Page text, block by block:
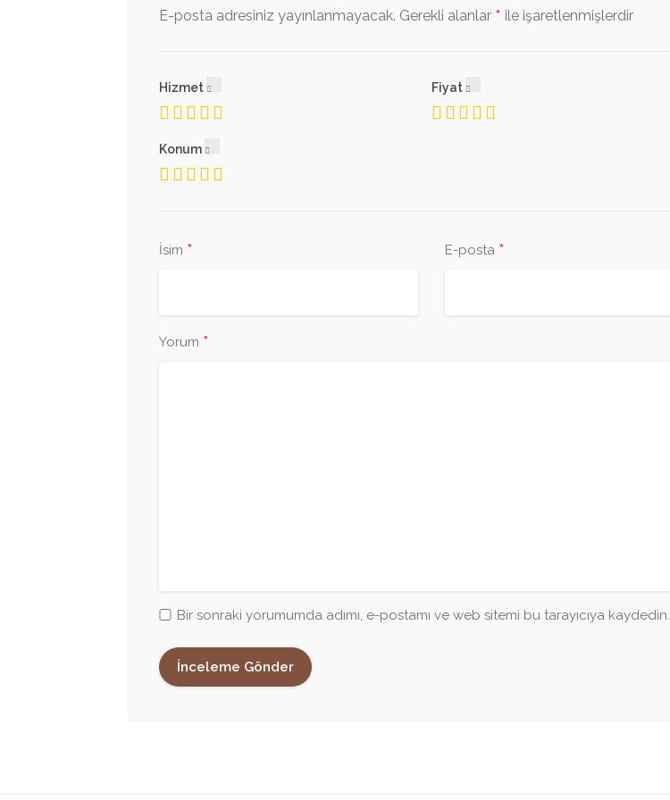
E-posta adresiniz yayınlanmayacak. Gerekli alanlar * ile işaretlenmişlerdir
Hizmet Fiyat
Konum
İsim * E-posta *
Yorum *
Bir sonraki yorumumda adımı, e-postamı ve web sitemi bu tarayıcıya kaydedin.